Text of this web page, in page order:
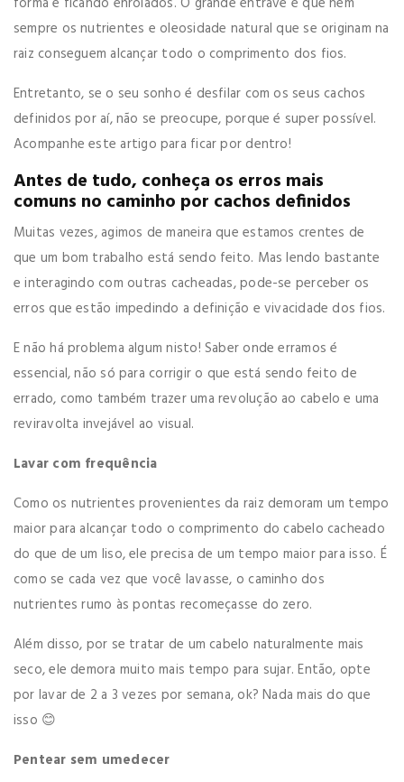
sempre os nutrientes e oleosidade natural que se originam na
raiz conseguem alcançar todo o comprimento dos fios.
Entretanto, se o seu sonho é desfilar com os seus cachos
definidos por aí, não se preocupe, porque é super possível.
Acompanhe este artigo para ficar por dentro!
Antes de tudo, conheça os erros mais
comuns no caminho por cachos definidos
Muitas vezes, agimos de maneira que estamos crentes de
que um bom trabalho está sendo feito. Mas lendo bastante
e interagindo com outras cacheadas, pode-se perceber os
erros que estão impedindo a definição e vivacidade dos fios.
E não há problema algum nisto! Saber onde erramos é
essencial, não só para corrigir o que está sendo feito de
errado, como também trazer uma revolução ao cabelo e uma
reviravolta invejável ao visual.
Lavar com frequência
Como os nutrientes provenientes da raiz demoram um tempo
maior para alcançar todo o comprimento do cabelo cacheado
do que de um liso, ele precisa de um tempo maior para isso. É
como se cada vez que você lavasse, o caminho dos
nutrientes rumo às pontas recomeçasse do zero.
Além disso, por se tratar de um cabelo naturalmente mais
seco, ele demora muito mais tempo para sujar. Então, opte
por lavar de 2 a 3 vezes por semana, ok? Nada mais do que
isso 😊
Pentear sem umedecer